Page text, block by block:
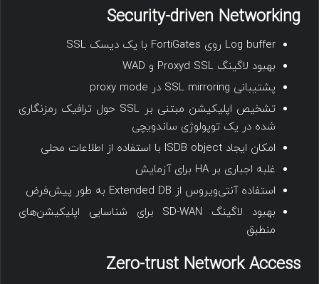
Security-driven Networking
Log buffer روی FortiGates با یک دیسک SSL
بهبود لاگینگ Proxyd SSL و WAD
پشتیبانی SSL mirroring در proxy mode
تشخیص اپلیکیشن مبتنی بر SSL حول ترافیک رمزنگاری
شده در یک توپولوژی ساندویچی
امکان ایجاد ISDB object با استفاده از اطلاعات محلی
غلبه اجباری بر HA برای آزمایش
استفاده آنتی‌ویروس از Extended DB به طور پیش‌فرض
بهبود لاگینگ SD-WAN برای شناسایی اپلیکیشن‌های
منطبق
Zero-trust Network Access